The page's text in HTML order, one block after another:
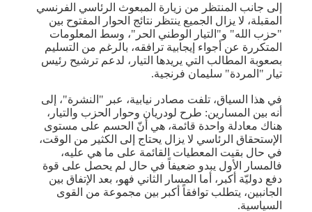
إلى جانب المنتظر من زيارة المبعوث الرئاسي الفرنسي
المقبلة، لا يزال الجميع ينتظر نتائج الحوار المفتوح بين
"حزب الله" و"​التيار الوطني الحر​"، وسط المعلومات
المتكررة عن أجواء إيجابية ترافقه، بالرغم من التسليم
بصعوبة المطالب التي يريدها التيار، لدعم ترشيح رئيس
تيار "المردة" سليمان فرنجية.
في هذا السياق، تلفت مصادر نيابية، عبر "النشرة"، إلى
أنه بين المسارين: طرح لودريان وحوار الحزب والتيار،
هناك معادلة واحدة قائمة، هي أنّ الحسم على مستوى
الإستحقاق الرئاسي لا يزال يحتاج إلى الكثير من الوقت،
في حال بقيت المعطيات القائمة على ما هي عليه،
فالمسار الأول يبدو ضعيفاً في حال لم يحصل على قوة
دفع دوليّة أكبر، أما المسار الثاني فهو، بعد الإتفاق بين
الجانبين، يتطلب توافقاً أكبر بين مجموعة من القوى
السياسية.